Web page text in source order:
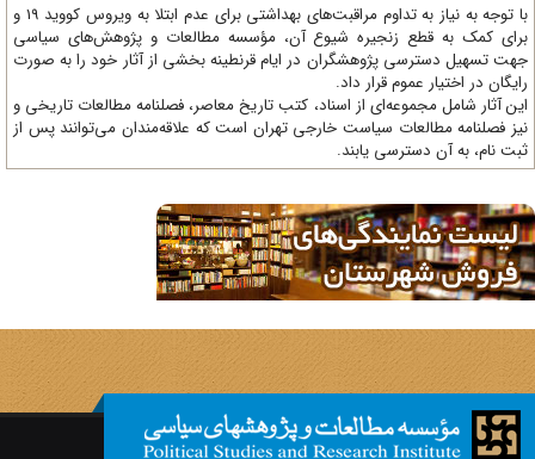
با توجه به نیاز به تداوم مراقبت‌های بهداشتی برای عدم ابتلا به ویروس کووید 19 و
کمک به قطع زنجیره شیوع آن، مؤسسه مطالعات و پژوهش‌های سیاسی
تسهیل دسترسی پژوهشگران در ایام قرنطینه بخشی از آثار خود را به صورت
در اختیار عموم قرار داد.
آثار شامل مجموعه‌ای از اسناد، کتب تاریخ معاصر، فصلنامه‌ مطالعات تاریخی و
فصلنامه مطالعات سیاست خارجی تهران است که علاقه‌مندان می‌توانند پس از
نام، به آن دسترسی یابند.